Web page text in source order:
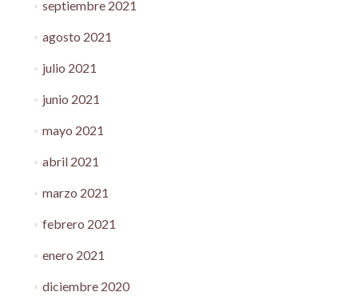
septiembre 2021
agosto 2021
julio 2021
junio 2021
mayo 2021
abril 2021
marzo 2021
febrero 2021
enero 2021
diciembre 2020